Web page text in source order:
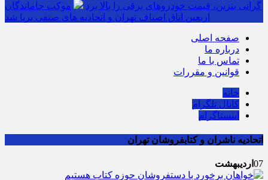
گرانی بنزین، قیمت خودروهای برقی را بالا برد
موکب جاماندگان
اربعین اتاق اصناف تهران و اتحادیه های صنفی برپا شد
صفحه اصلی
درباره ما
تماس با ما
قوانین و مقررات
خانه
کانال تلگرام
اینستاگرام
اتحادیه ناشران و کتابفروشان تهران
07 اردیبهشت